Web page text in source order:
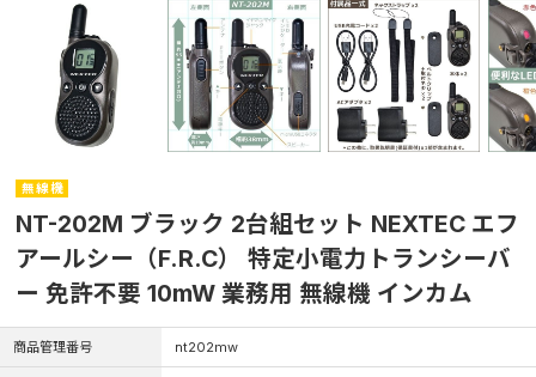
無 線 機
NT-202M ブラック 2台組セット NEXTEC エフ
アールシー（F.R.C） 特定小電力トランシーバ
ー 免許不要 10mW 業務用 無線機 インカム
商品管理番号 nt202mw